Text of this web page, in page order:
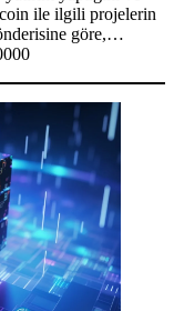
ile ilgili projelerin
göre,…